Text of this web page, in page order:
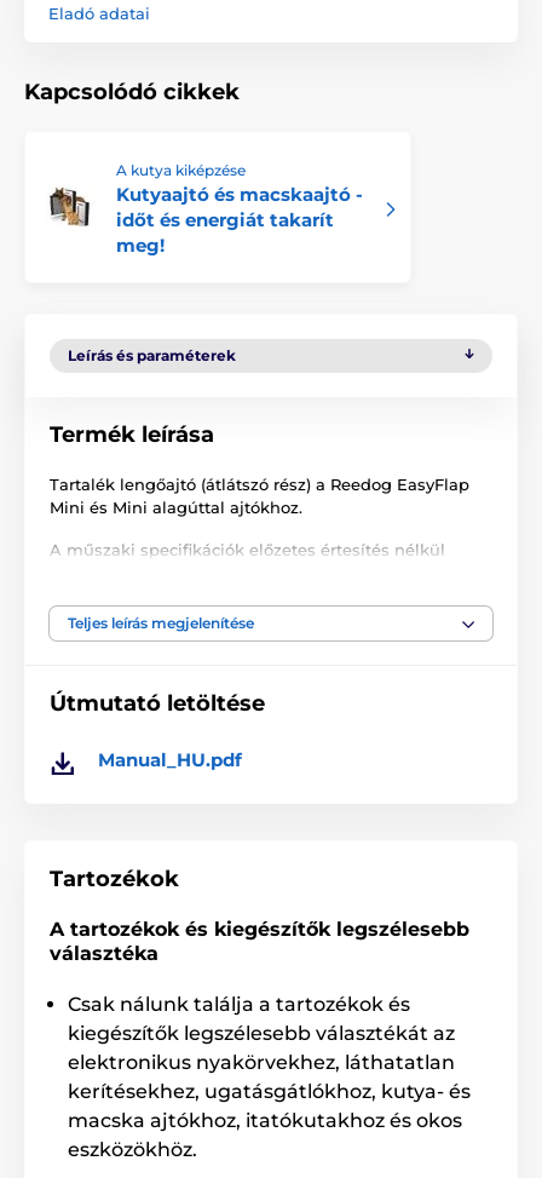
Eladó adatai
Kapcsolódó cikkek
A kutya kiképzése
Kutyaajtó és macskaajtó -
időt és energiát takarít
meg!
Leírás és paraméterek
Termék leírása
Tartalék lengőajtó (átlátszó rész) a Reedog EasyFlap
Mini és Mini alagúttal ajtókhoz.
A műszaki specifikációk előzetes értesítés nélkül
Tartozékok ajtókhoz
Teljes leírás megjelenítése
Útmutató letöltése
Manual_HU.pdf
Tartozékok
A tartozékok és kiegészítők legszélesebb
választéka
Csak nálunk találja a tartozékok és
kiegészítők legszélesebb választékát az
elektronikus nyakörvekhez, láthatatlan
kerítésekhez, ugatásgátlókhoz, kutya- és
macska ajtókhoz, itatókutakhoz és okos
eszközökhöz.